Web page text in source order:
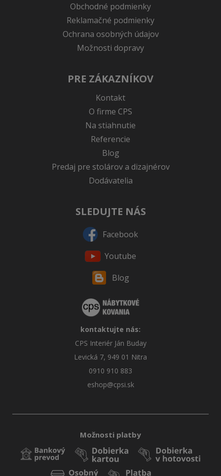
Obchodné podmienky
Reklamačné podmienky
Ochrana osobných údajov
Možnosti dopravy
PRE ZÁKAZNÍKOV
Kontakt
O firme CPS
Na stiahnutie
Referencie
Blog
Predaj pre stolárov a dizajnérov
Dodávatelia
SLEDUJTE NÁS
Facebook
Youtube
Blog
kontaktujte nás:
CPS Interiér Ján Buday
Levická 7, 949 01 Nitra
0910 910 883
eshop@cpsi.sk
Možnosti platby